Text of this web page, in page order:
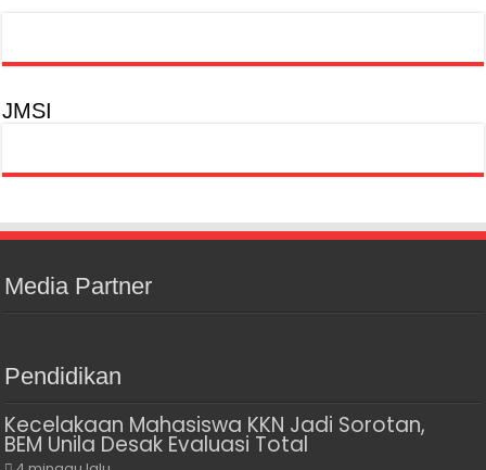
JMSI
Media Partner
Pendidikan
Kecelakaan Mahasiswa KKN Jadi Sorotan,
BEM Unila Desak Evaluasi Total